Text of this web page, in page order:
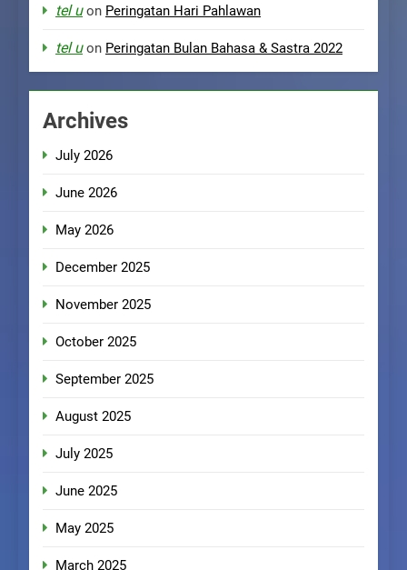
tel uon Peringatan Hari Pahlawan
tel uon Peringatan Bulan Bahasa & Sastra 2022
Archives
July 2026
June 2026
May 2026
December 2025
November 2025
October 2025
September 2025
August 2025
July 2025
June 2025
May 2025
March 2025